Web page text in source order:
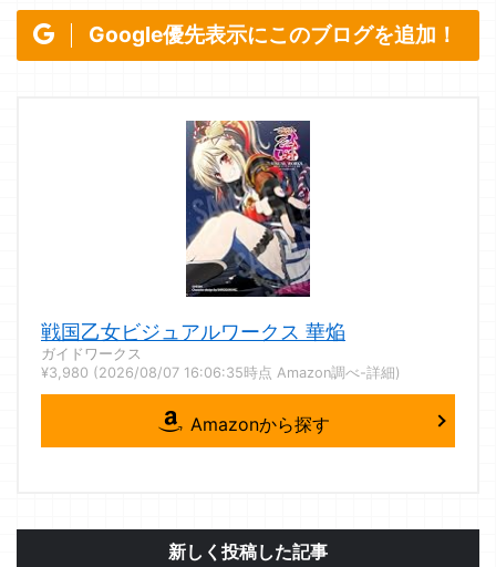
Google優先表示にこのブログを追加！
戦国乙女ビジュアルワークス 華焔
ガイドワークス
¥3,980 (2026/08/07 16:06:35時点 Amazon調べ-詳細)
Amazonから探す
新しく投稿した記事